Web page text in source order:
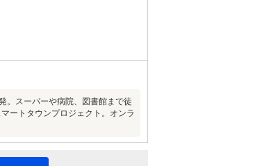
。スーパーや病院、図書館まで徒
ートタウンプロジェクト。オンラ